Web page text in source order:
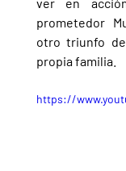
ver en
prometedor
otro triunfo
propia familia.
https://